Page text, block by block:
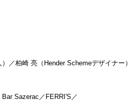
／柏崎 亮（Hender Schemeデザイナー）
Sazerac／FERRI'S／